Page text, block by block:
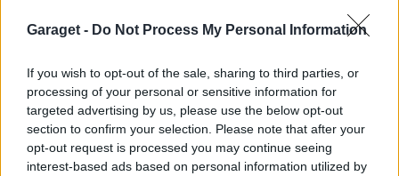
Garaget - Do Not Process My Personal Information
If you wish to opt-out of the sale, sharing to third parties, or
processing of your personal or sensitive information for
targeted advertising by us, please use the below opt-out
section to confirm your selection. Please note that after your
opt-out request is processed you may continue seeing
interest-based ads based on personal information utilized by